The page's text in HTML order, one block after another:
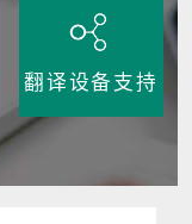
翻译设备支持